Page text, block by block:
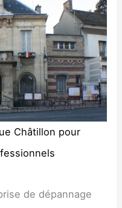
Châtillon pour
de dépannage